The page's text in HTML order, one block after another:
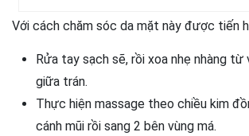
Với cách chăm sóc da mặt này được tiến
Rửa tay sạch sẽ, rồi xoa nhẹ nhàng từ
giữa trán.
Thực hiện massage theo chiều kim
cánh mũi rồi sang 2 bên vùng má.